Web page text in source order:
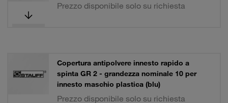
Prezzo disponibile solo su richiesta
Copertura antipolvere innesto rapido a
spinta GR 2 - grandezza nominale 10 per
innesto maschio plastica (blu)
Prezzo disponibile solo su richiesta